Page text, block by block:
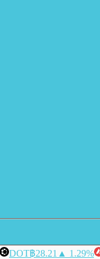
DOT฿28.21 ▲ 1.29%